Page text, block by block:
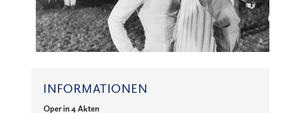
INFORMATIONEN
Oper in 4 Akten